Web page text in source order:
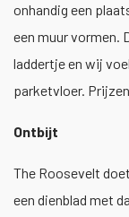
onhandig een
een muur vormen.
laddertje en wij
parketvloer.
Ontbijt
The Roosevelt
een dienblad met